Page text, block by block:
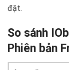
đặt.
So sánh
Phiên bản